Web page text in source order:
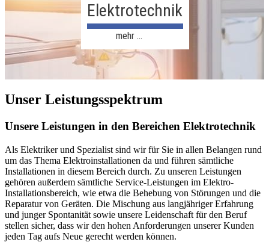
Elektrotechnik
mehr …
Unser Leistungsspektrum
Unsere Leistungen in den Bereichen Elektrotechnik
Als Elektriker und Spezialist sind wir für Sie in allen Belangen rund
um das Thema Elektroinstallationen da und führen sämtliche
Installationen in diesem Bereich durch. Zu unseren Leistungen
gehören außerdem sämtliche Service-Leistungen im Elektro-
Installationsbereich, wie etwa die Behebung von Störungen und die
Reparatur von Geräten. Die Mischung aus langjähriger Erfahrung
und junger Spontanität sowie unsere Leidenschaft für den Beruf
stellen sicher, dass wir den hohen Anforderungen unserer Kunden
jeden Tag aufs Neue gerecht werden können.